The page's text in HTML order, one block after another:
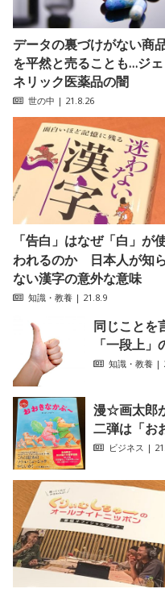
データの裏づけがない商
を平然と売ることも…ジェ
ネリック医薬品の闇
世の中 | 21.8.26
「告白」はなぜ「白」が
われるのか 日本人が知ら
ない漢字の意外な意味
知識・教養 | 21.8.9
同じことを
「一段上
知識・教養 |
漫☆画太郎
二弾は「お
ビジネス |